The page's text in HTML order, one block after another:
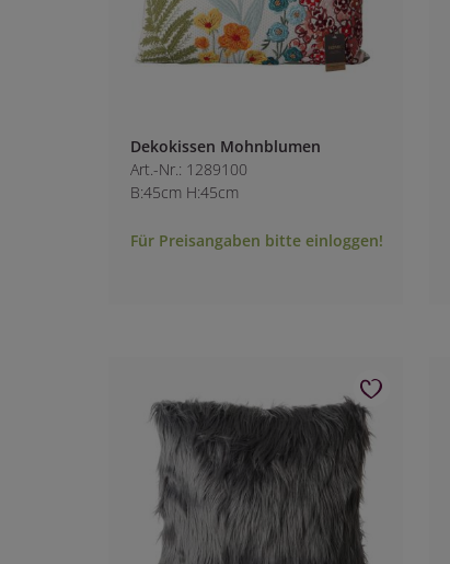
Dekokissen Mohnblumen
Art.-Nr.: 1289100
B:45cm H:45cm
Für Preisangaben bitte einloggen!